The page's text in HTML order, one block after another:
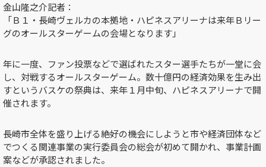
金山隆之介記者：
「Ｂ１・長崎ヴェルカの本拠地・ハピネスアリーナは来年Ｂリー
グのオールスターゲームの会場となります」
年に一度、ファン投票などで選ばれたスター選手たちが一堂に会
し、対戦するオールスターゲーム。数十億円の経済効果を生み出
すというバスケの祭典は、来年１月中旬、ハピネスアリーナで開
催されます。
長崎市全体を盛り上げる絶好の機会にしようと市や経済団体など
でつくる関連事業の実行委員会の総会が初めて開かれ、事業計画
案などが承認されました。